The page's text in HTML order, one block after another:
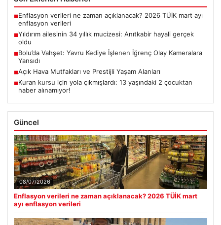
■Enflasyon verileri ne zaman açıklanacak? 2026 TÜİK mart ayı
enflasyon verileri
■Yıldırım ailesinin 34 yıllık mucizesi: Anıtkabir hayali gerçek
oldu
■Bolu’da Vahşet: Yavru Kediye İşlenen İğrenç Olay Kameralara
Yansıdı
■Açık Hava Mutfakları ve Prestijli Yaşam Alanları
■Kuran kursu için yola çıkmışlardı: 13 yaşındaki 2 çocuktan
haber alınamıyor!
Güncel
08/07/2026
Enflasyon verileri ne zaman açıklanacak? 2026 TÜİK mart
ayı enflasyon verileri